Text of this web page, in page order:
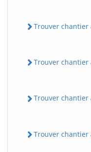
Trouver chantier
Trouver chantier
Trouver chantier
Trouver chantier